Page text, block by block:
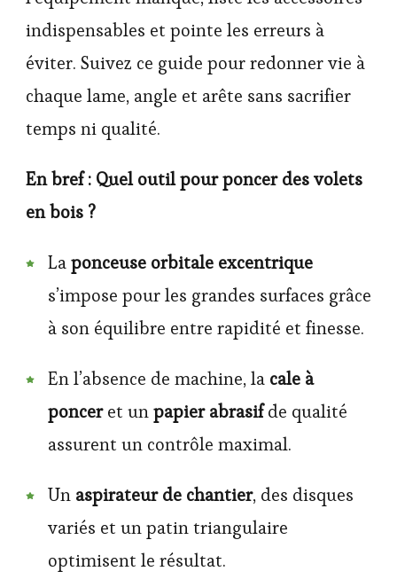
indispensables et pointe les erreurs à
éviter. Suivez ce guide pour redonner vie à
chaque lame, angle et arête sans sacrifier
temps ni qualité.
En bref : Quel outil pour poncer des volets
en bois ?
Laponceuse orbitale excentrique
s’impose pour les grandes surfaces grâce
à son équilibre entre rapidité et finesse.
En l’absence de machine, la cale à
ponceret unpapier abrasifde qualité
assurent un contrôle maximal.
Un aspirateur de chantier, des disques
variés et un patin triangulaire
optimisent le résultat.